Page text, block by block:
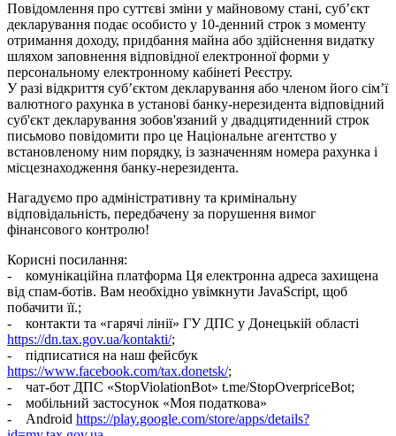
Повідомлення про суттєві зміни у майновому стані, суб’єкт
декларування подає особисто у 10-денний строк з моменту
отримання доходу, придбання майна або здійснення видатку
шляхом заповнення відповідної електронної форми у
персональному електронному кабінеті Реєстру.
У разі відкриття суб’єктом декларування або членом його сім’ї
валютного рахунка в установі банку-нерезидента відповідний
суб'єкт декларування зобов'язаний у двадцятиденний строк
письмово повідомити про це Національне агентство у
встановленому ним порядку, із зазначенням номера рахунка і
місцезнаходження банку-нерезидента.
Нагадуємо про адміністративну та кримінальну
відповідальність, передбачену за порушення вимог
фінансового контролю!
Корисні посилання:
- комунікаційна платформа Ця електронна адреса захищена
від спам-ботів. Вам необхідно увімкнути JavaScript, щоб
побачити її.;
- контакти та «гарячі лінії» ГУ ДПС у Донецькій області
https://dn.tax.gov.ua/kontakti/;
- підписатися на наш фейсбук
https://www.facebook.com/tax.donetsk/;
- чат-бот ДПС «StopViolationBot» t.me/StopOverpriceBot;
- мобільний застосунок «Моя податкова»
- Android https://play.google.com/store/apps/details?